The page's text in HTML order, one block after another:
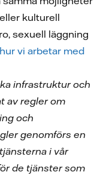
kulturell
sexuell läggning
vi arbetar med
infrastruktur och
av regler om
och
genomförs en
i vår
de tjänster som